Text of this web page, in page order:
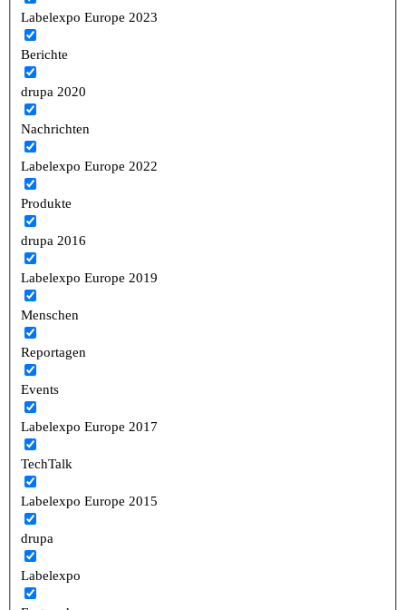
Labelexpo Europe 2023
Berichte
drupa 2020
Nachrichten
Labelexpo Europe 2022
Produkte
drupa 2016
Labelexpo Europe 2019
Menschen
Reportagen
Events
Labelexpo Europe 2017
TechTalk
Labelexpo Europe 2015
drupa
Labelexpo